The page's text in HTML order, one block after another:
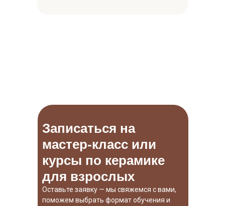
Записаться на
мастер-класс или
курсы по керамике
для взрослых
Оставьте заявку — мы свяжемся с вами,
поможем выбрать формат обучения и